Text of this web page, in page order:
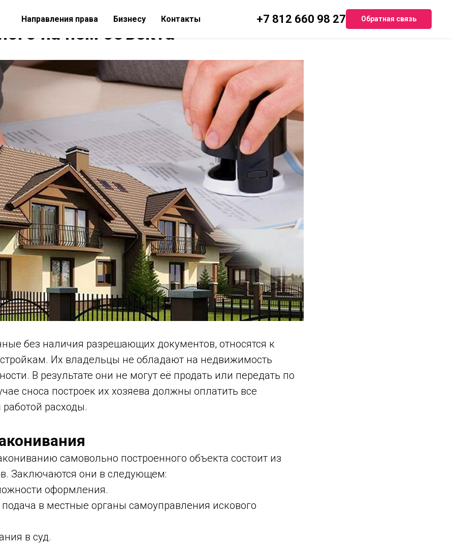
Направления права Бизнесу Контакты +7 812 660 98 27 Обратная связь
участка, по узакониванию
на нём объекта
без наличия разрешающих документов, относятся к
Их владельцы не обладают на недвижимость
В результате они не могут её продать или передать по
сноса построек их хозяева должны оплатить все
расходы.
самовольно построенного объекта состоит из
Заключаются они в следующем:
оформления.
в местные органы самоуправления искового
в суд.